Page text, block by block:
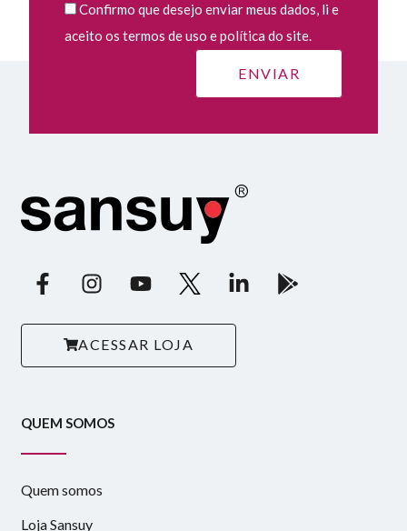
Confirmo que desejo enviar meus dados, li e
aceito os termos de uso e política do site.
ACESSAR LOJA
QUEM SOMOS
Quem somos
Loja Sansuy